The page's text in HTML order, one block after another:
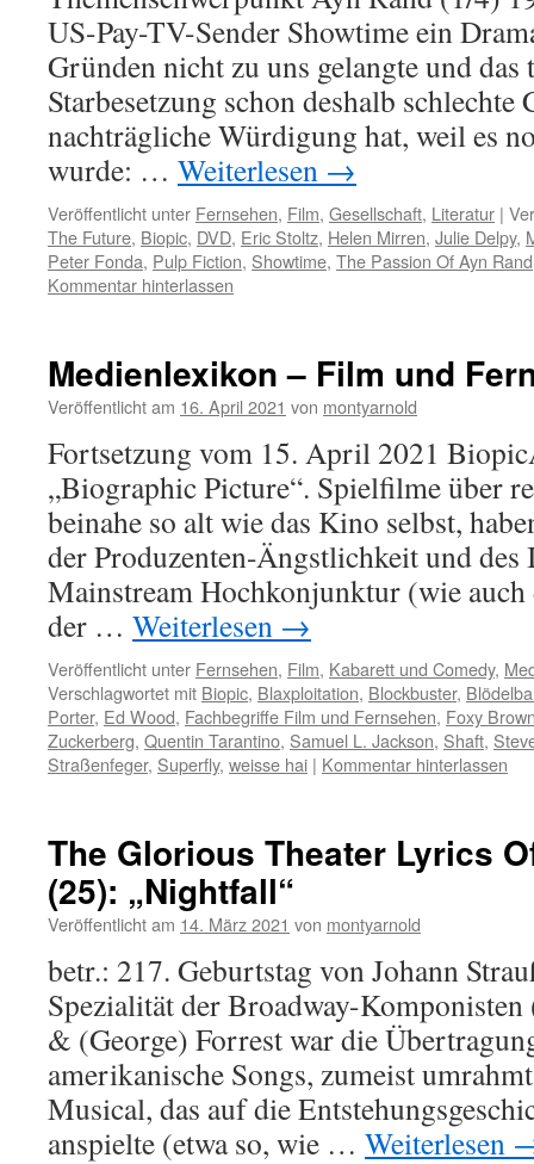
US-Pay-TV-Sender Showtime ein
Gründen nicht zu uns gelangte und das
Starbesetzung schon deshalb schlechte
nachträgliche Würdigung hat, weil es
wurde: … Weiterlesen →
Veröffentlicht unter Fernsehen, Film, Gesellschaft, Literatur |
The Future, Biopic, DVD, Eric Stoltz, Helen Mirren, Julie Delpy,
Peter Fonda, Pulp Fiction, Showtime, The Passion Of Ayn Rand
Kommentar hinterlassen
Medienlexikon – Film und
Veröffentlicht am 16. April 2021 von montyarnold
Fortsetzung vom 15. April 2021
„Biographic Picture“. Spielfilme über
beinahe so alt wie das Kino selbst,
der Produzenten-Ängstlichkeit und des
Mainstream Hochkonjunktur (wie auch
der … Weiterlesen →
Veröffentlicht unter Fernsehen, Film, Kabarett und Comedy,
Verschlagwortet mit Biopic, Blaxploitation, Blockbuster,
Porter, Ed Wood, Fachbegriffe Film und Fernsehen, Foxy
Zuckerberg, Quentin Tarantino, Samuel L. Jackson, Shaft,
Straßenfeger, Superfly, weisse hai | Kommentar hinterlassen
The Glorious Theater Lyrics
(25): „Nightfall“
Veröffentlicht am 14. März 2021 von montyarnold
betr.: 217. Geburtstag von Johann
Spezialität der Broadway-
& (George) Forrest war die
amerikanische Songs, zumeist
Musical, das auf die
anspielte (etwa so, wie … Weiterlesen